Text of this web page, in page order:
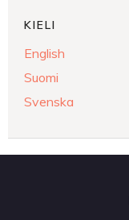
KIELI
English
Suomi
Svenska